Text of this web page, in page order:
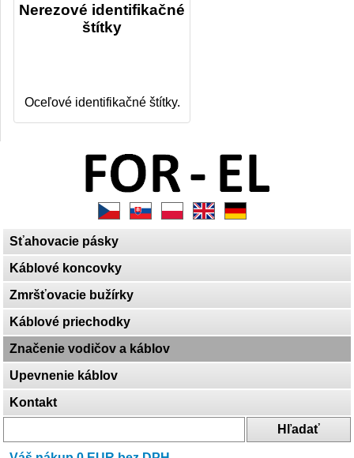
Sťahovacie pásky
Káblové koncovky
Zmršťovacie bužírky
Káblové priechodky
Značenie vodičov a káblov
Upevnenie káblov
Kontakt
Nerezové identifikačné
štítky
Oceľové identifikačné štítky.